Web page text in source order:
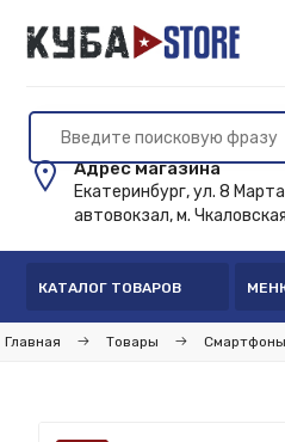
Адрес магазина
Екатеринбург, ул. 8
автовокзал, м. Чкаловская
КАТАЛОГ ТОВАРОВ
Главная Товары